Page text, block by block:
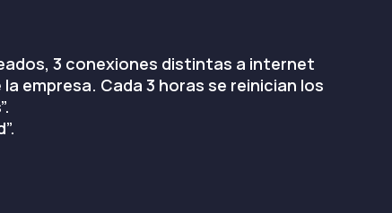
3 conexiones distintas a internet
empresa. Cada 3 horas se reinician los